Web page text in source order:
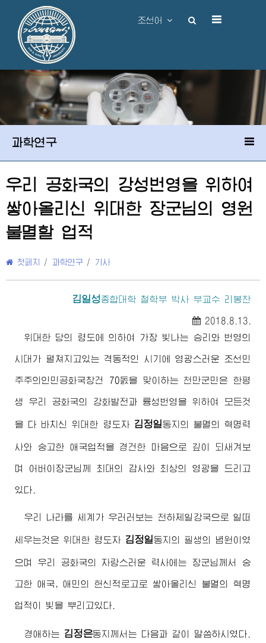
조선어
과학연구
우리 공화국의 강성번영을 위하여
쌓아올리신 위대한 장군님의 영원
불멸할 업적
첫페지 / 과학연구 / 기사
김일성종합대학 철학부 박사 부교수 리봉찬
2018.8.13.
위대한 당의 령도에 의하여 가장 빛나는 승리와 번영의
시대가 펼쳐지고있는 격동적인 시기에 영광스러운 조선민
주주의인민공화국창건 70돐을 맞이하는 천만군민은 한평
생 우리 공화국의 강화발전과 륭성번영을 위하여 모든것
을 다 바치신위대한 령도자 김정일동지 의 불멸의 혁명력
사와 숭고한 애국업적을 경건한 마음으로 깊이 되새겨보
며 어버이장군님 께 최대의 감사와 최상의 영광을 드리고
있다.
우리 나라를 세계가 우러러보는 천하제일강국으로 일떠
세우는것은 위대한 령도자 김정일동지 의 필생의 념원이였
으며 우리 공화국의 자랑스러운 력사에는장군님 께서 숭
고한 애국, 애민의 헌신적로고로 쌓아올리신 불멸의 혁명
업적이 빛을 뿌리고있다.
경애하는 김정은동지 께서는 다음과 같이 말씀하시였다.